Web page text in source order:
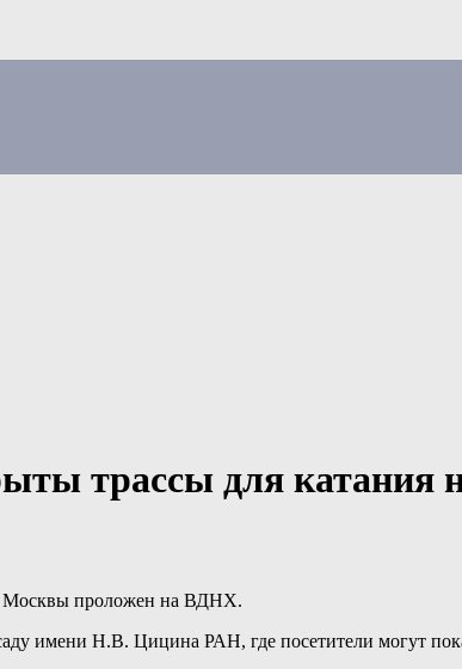
трассы для катания
Москвы проложен на ВДНХ.
имени Н.В. Цицина РАН, где посетители могут